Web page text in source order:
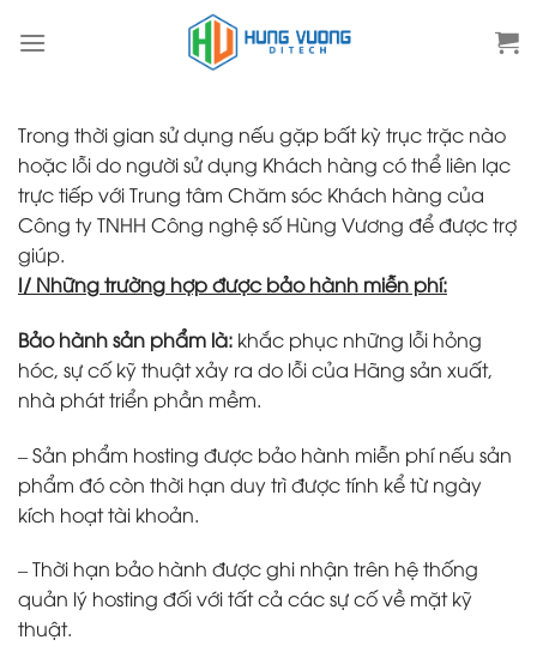
Trong thời gian sử dụng nếu gặp bất kỳ trục trặc nào
hoặc lỗi do người sử dụng Khách hàng có thể liên lạc
trực tiếp với Trung tâm Chăm sóc Khách hàng của
Công ty TNHH Công nghệ số Hùng Vương để được trợ
giúp.
I/ Những trường hợp được bảo hành miễn phí:
Bảo hành sản phẩm là: khắc phục những lỗi hỏng
hóc, sự cố kỹ thuật xảy ra do lỗi của Hãng sản xuất,
nhà phát triển phần mềm.
– Sản phẩm hosting được bảo hành miễn phí nếu sản
phẩm đó còn thời hạn duy trì được tính kể từ ngày
kích hoạt tài khoản.
– Thời hạn bảo hành được ghi nhận trên hệ thống
quản lý hosting đối với tất cả các sự cố về mặt kỹ
thuật.